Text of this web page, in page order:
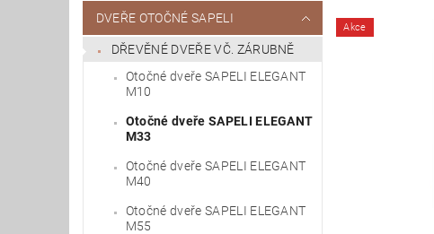
DVEŘE OTOČNÉ SAPELI
DŘEVĚNÉ DVEŘE VČ. ZÁRUBNĚ
Otočné dveře SAPELI ELEGANT
M10
Otočné dveře SAPELI ELEGANT
M33
Otočné dveře SAPELI ELEGANT
M40
Otočné dveře SAPELI ELEGANT
M55
Akce